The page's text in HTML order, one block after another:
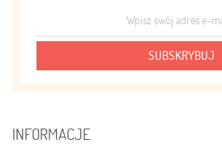
SUBSKRYBUJ
INFORMACJE